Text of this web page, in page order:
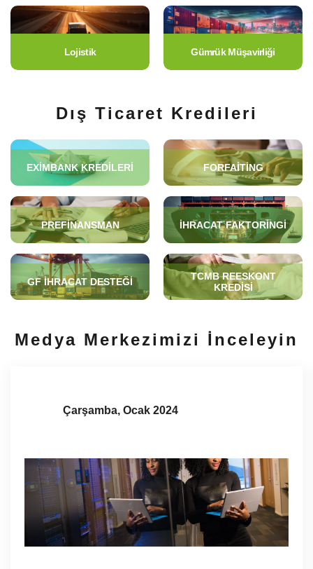
Lojistik Gümrük Müşavirliği
Dış Ticaret Kredileri
EXIMBANK KREDILERI FORFAITING
PREFINANSMAN İHRACAT FAKTORINGI
GF İHRACAT DESTEĞI
TCMB REESKONT
KREDISI
Medya Merkezimizi İnceleyin
Çarşamba, Ocak 2024